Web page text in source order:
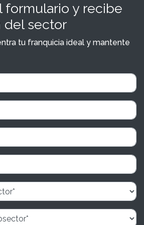
formulario y recibe
del sector
tu franquicia ideal y mantente